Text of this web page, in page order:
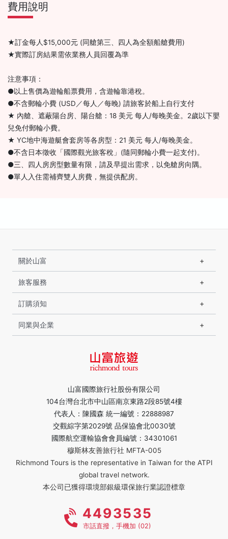
費用說明
★訂金每人$15,000元 (同艙第三、四人為全額船艙費用)
★實際訂房結果需依業務人員回覆為準
注意事項：
●以上售價為遊輪船票費用，含遊輪靠港稅。
●不含郵輪小費 (USD／每人／每晚) 請旅客於船上自行支付
★ 內艙、遮蔽陽台房、陽台艙：18 美元 每人/每晚美金。2歲以下嬰
兒免付郵輪小費。
★ YC地中海遊艇會套房等各房型：21 美元 每人/每晚美金。
●不含日本徵收「國際觀光旅客稅」(隨同郵輪小費一起支付)。
●三、四人房房型數量有限，請及早提出需求，以免艙房向隅。
●單人入住需補齊雙人房費，無提供配房。
山富國際旅行社股份有限公司
104台灣台北市中山區南京東路2段85號4樓
代表人：陳國森 統一編號：22888987
交觀綜字第2029號 品保協會北0030號
國際航空運輸協會會員編號：34301061
穆斯林友善旅行社 MFTA-005
Richmond Tours is the representative in Taiwan for the ATPI
global travel network.
本公司已獲得環境部銀級環保旅行業認證標章
關於山富
旅客服務
訂購須知
同業與企業
4493535
市話直撥，手機加 (02)